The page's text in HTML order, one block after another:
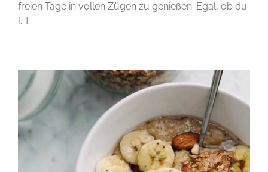
freien Tage in vollen Zügen zu genießen. Egal, ob du
[...]